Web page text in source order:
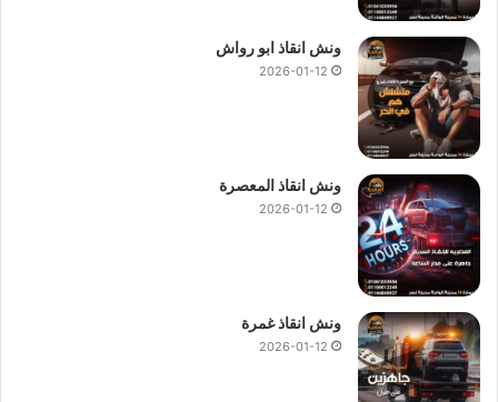
ونش انقاذ ابو رواش
2026-01-12
ونش انقاذ المعصرة
2026-01-12
ونش انقاذ غمرة
2026-01-12